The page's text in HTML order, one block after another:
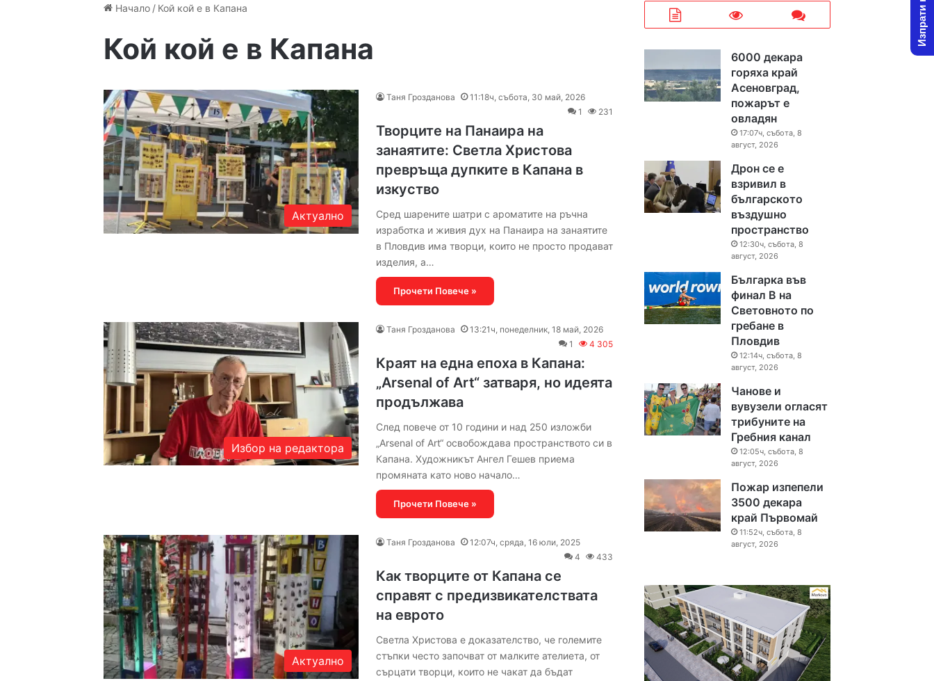
Начало / Кой кой е в Капана
Кой кой е в Капана
Актуално
Таня Грозданова
11:18ч, събота, 30 май, 2026
1
231
Творците на Панаира на
занаятите: Светла Христова
превръща дупките в Капана в
изкуство
Сред шарените шатри с ароматите на ръчна
изработка и живия дух на Панаира на занаятите
в Пловдив има творци, които не просто продават
изделия, а…
Прочети Повече »
Избор на редактора
Таня Грозданова
13:21ч, понеделник, 18 май, 2026
1
4 305
Краят на една епоха в Капана:
„Arsenal of Art“ затваря, но идеята
продължава
След повече от 10 години и над 250 изложби
„Arsenal of Art“ освобождава пространството си в
Капана. Художникът Ангел Гешев приема
промяната като ново начало…
Прочети Повече »
Актуално
Таня Грозданова
12:07ч, сряда, 16 юли, 2025
4
433
Как творците от Капана се
справят с предизвикателствата
на еврото
Светла Христова е доказателство, че големите
стъпки често започват от малките ателиета, от
сърцати творци, които не чакат да бъдат
6000 декара
горяха край
Асеновград,
пожарът е
овладян
17:07ч, събота, 8
август, 2026
Дрон се е
взривил в
българското
въздушно
пространство
12:30ч, събота, 8
август, 2026
Българка във
финал B на
Световното по
гребане в
Пловдив
12:14ч, събота, 8
август, 2026
Чанове и
вувузели огласят
трибуните на
Гребния канал
12:05ч, събота, 8
август, 2026
Пожар изпепели
3500 декара
край Първомай
11:52ч, събота, 8
август, 2026